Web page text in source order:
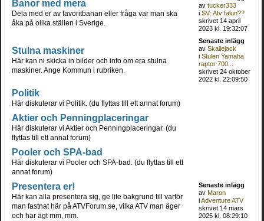
Banor med mera
Dela med er av favoritbanan eller fråga var man ska
åka på olika ställen i Sverige.
avtucker333
iSV: Atv falun??
skrivet 14 april
2023 kl. 19:32:07
Stulna maskiner
Här kan ni skicka in bilder och info om era stulna
maskiner. Ange Kommun i rubriken.
Senaste inlägg
avSkallejack
iStulen Yamaha
raptor 700...
skrivet 24 oktober
2022 kl. 22:09:50
Politik
Här diskuterar vi Politik. (du flyttas till ett annat forum)
Aktier och Penningplaceringar
Här diskuterar vi Aktier och Penningplaceringar. (du
flyttas till ett annat forum)
Pooler och SPA-bad
Här diskuterar vi Pooler och SPA-bad. (du flyttas till ett
annat forum)
Presentera er!
Här kan alla presentera sig, ge lite bakgrund till varför
man fastnat här på ATVForum.se, vilka ATV man äger
och har ägt mm, mm.
Senaste inlägg
avMaron
iAdventure ATV
skrivet 14 mars
2025 kl. 08:29:10